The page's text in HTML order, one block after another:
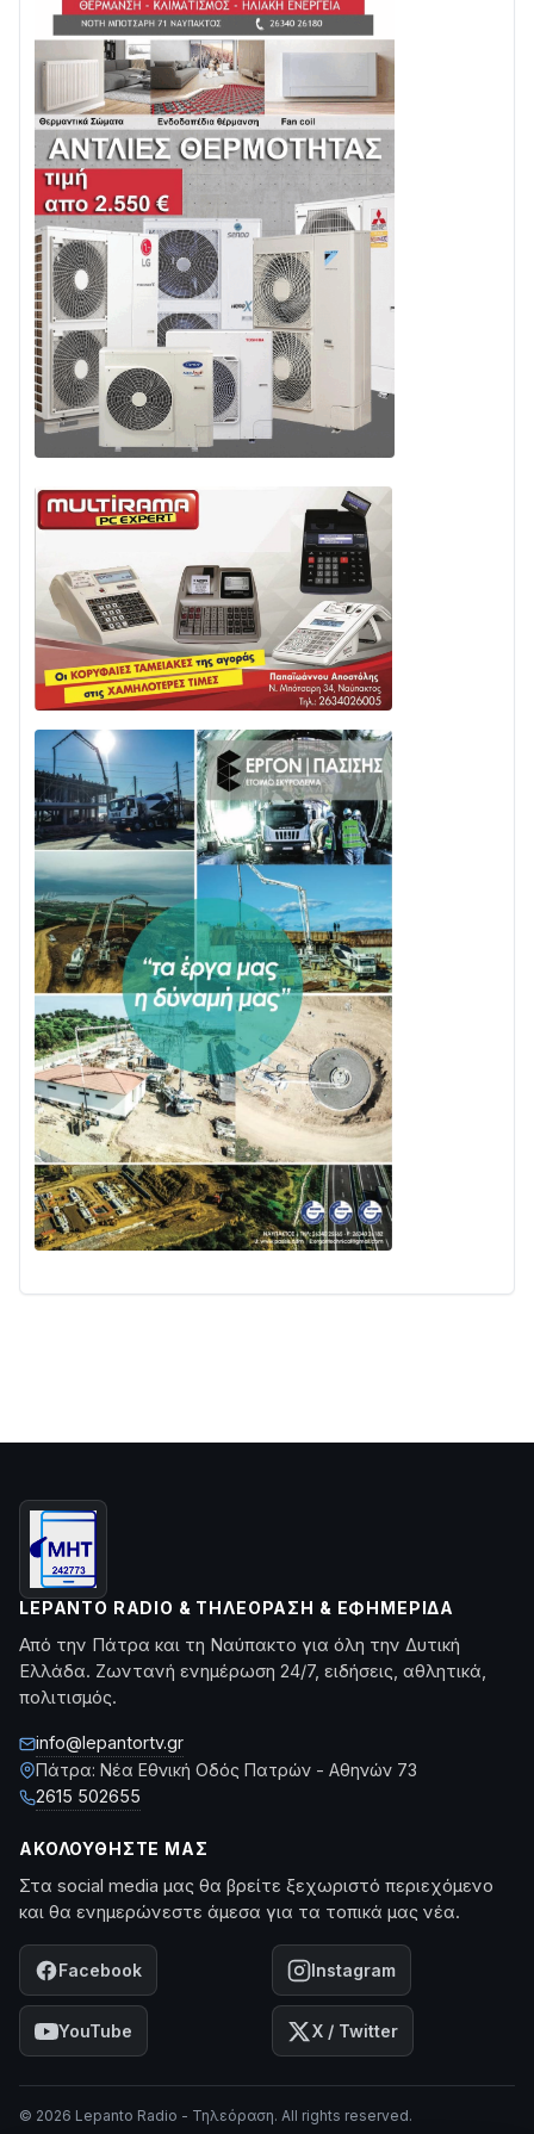
LEPANTO RADIO & ΤΗΛΕΌΡΑΣΗ & ΕΦΗΜΕΡΊΔΑ
Από την Πάτρα και τη Ναύπακτο για όλη την Δυτική
Ελλάδα. Ζωντανή ενημέρωση 24/7, ειδήσεις, αθλητικά,
πολιτισμός.
info@lepantortv.gr
Πάτρα: Νέα Εθνική Οδός Πατρών - Αθηνών 73
2615 502655
ΑΚΟΛΟΥΘΉΣΤΕ ΜΑΣ
Στα social media μας θα βρείτε ξεχωριστό περιεχόμενο
και θα ενημερώνεστε άμεσα για τα τοπικά μας νέα.
Facebook Instagram
YouTube X / Twitter
© 2026 Lepanto Radio - Τηλεόραση. All rights reserved.